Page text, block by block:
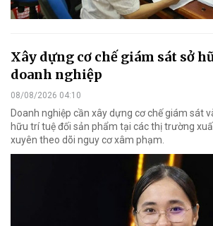
Xây dựng cơ chế giám sát sở
doanh nghiệp
08/08/2026 04:10
Doanh nghiệp cần xây dựng cơ chế giám sát
hữu trí tuệ đối sản phẩm tại các thị trường
xuyên theo dõi nguy cơ xâm phạm.